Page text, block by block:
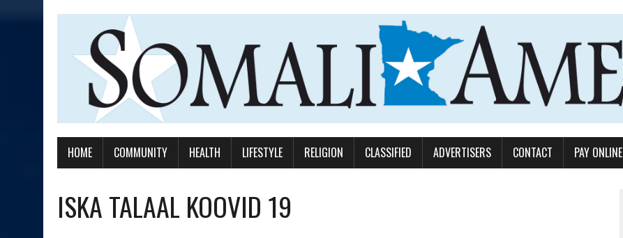
HOME COMMUNITY HEALTH LIFESTYLE RELIGION CLASSIFIED ADVERTISERS CONTACT PAY ONLINE
ISKA TALAAL KOOVID 19